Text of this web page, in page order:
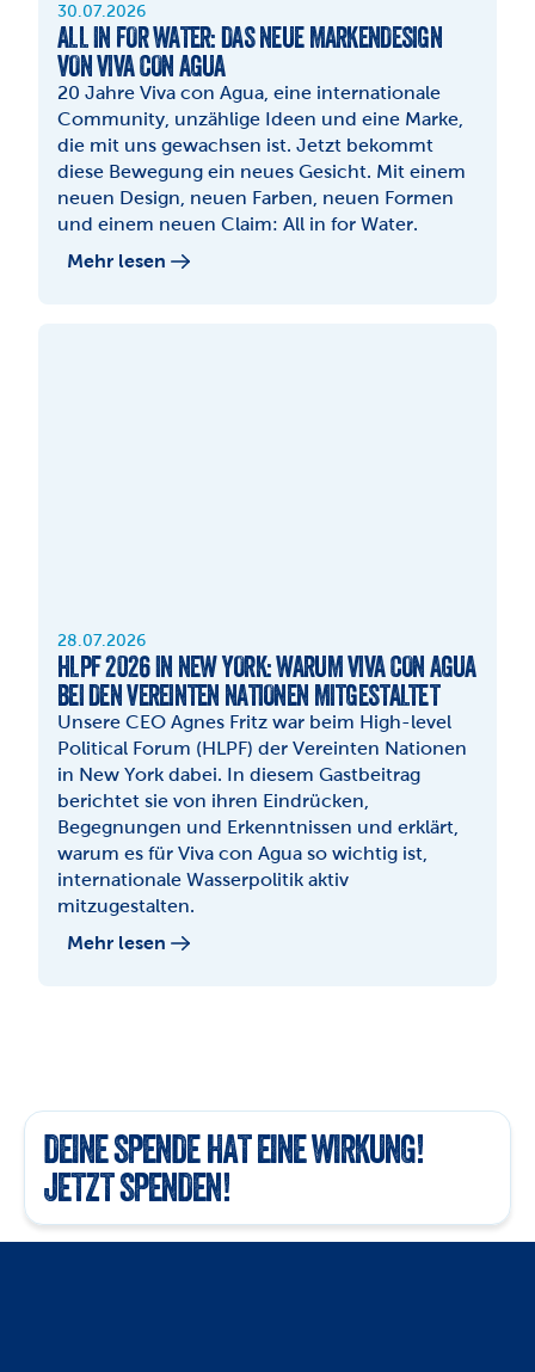
30.07.2026
ALL IN FOR WATER: DAS NEUE MARKENDESIGN
VON VIVA CON AGUA
20 Jahre Viva con Agua, eine internationale
Community, unzählige Ideen und eine Marke,
die mit uns gewachsen ist. Jetzt bekommt
diese Bewegung ein neues Gesicht. Mit einem
neuen Design, neuen Farben, neuen Formen
und einem neuen Claim: All in for Water.
Mehr lesen
28.07.2026
HLPF 2026 IN NEW YORK: WARUM VIVA CON AGUA
BEI DEN VEREINTEN NATIONEN MITGESTALTET
Unsere CEO Agnes Fritz war beim High-level
Political Forum (HLPF) der Vereinten Nationen
in New York dabei. In diesem Gastbeitrag
berichtet sie von ihren Eindrücken,
Begegnungen und Erkenntnissen und erklärt,
warum es für Viva con Agua so wichtig ist,
internationale Wasserpolitik aktiv
mitzugestalten.
Mehr lesen
DEINE SPENDE HAT EINE WIRKUNG!
JETZT SPENDEN!